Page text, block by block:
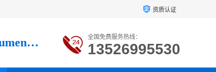
资质认证
Luoyang loysonic Testing instrument co., LTD 全国免费服务热线：
13526995530